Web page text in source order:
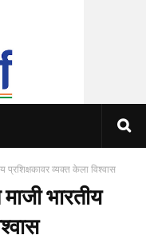
प्रशिक्षकावर व्यक्त केला विश्वास
भारतीय